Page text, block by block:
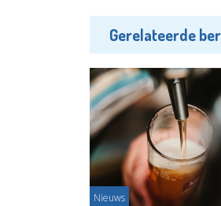
Gerelateerde
Nieuws